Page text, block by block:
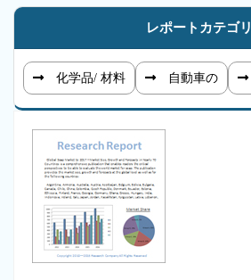
レポートカテゴリ
化学品/ 材料 自動車の